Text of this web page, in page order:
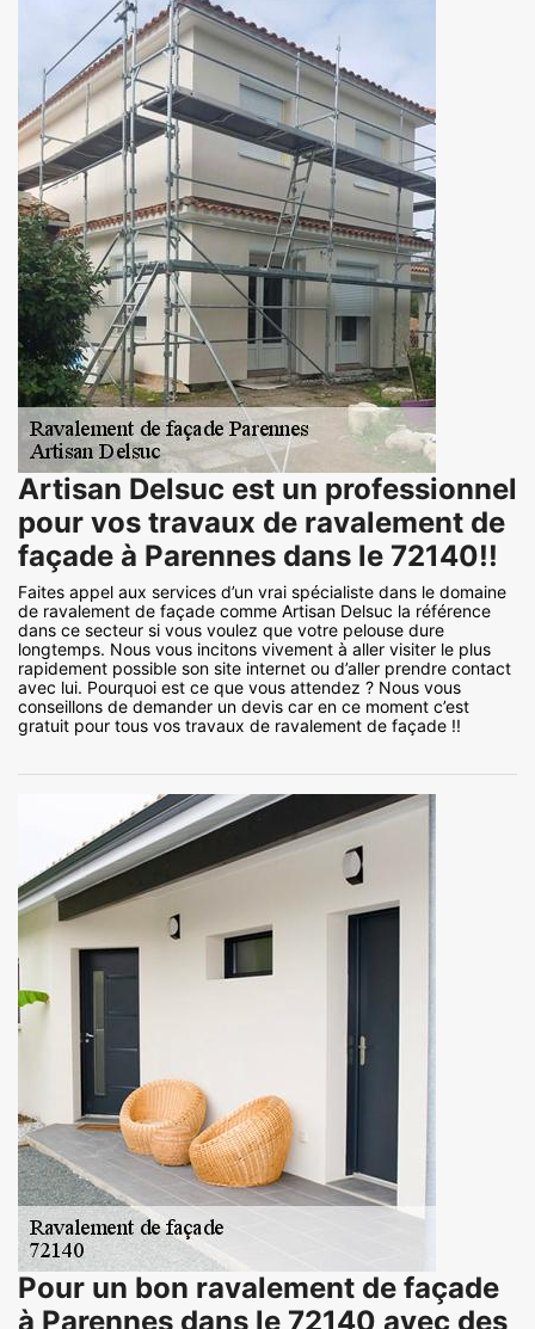
Artisan Delsuc est un professionnel
pour vos travaux de ravalement de
façade à Parennes dans le 72140!!
Faites appel aux services d’un vrai spécialiste dans le domaine
de ravalement de façade comme Artisan Delsuc la référence
dans ce secteur si vous voulez que votre pelouse dure
longtemps. Nous vous incitons vivement à aller visiter le plus
rapidement possible son site internet ou d’aller prendre contact
avec lui. Pourquoi est ce que vous attendez ? Nous vous
conseillons de demander un devis car en ce moment c’est
gratuit pour tous vos travaux de ravalement de façade !!
Pour un bon ravalement de façade
à Parennes dans le 72140 avec des